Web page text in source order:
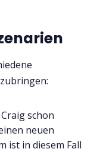
schon
neuen
ist in diesem Fall